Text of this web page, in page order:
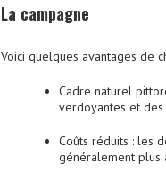
La campagne
Voici quelques avantages de
Cadre naturel
verdoyantes et des
Coûts réduits : les
généralement plus